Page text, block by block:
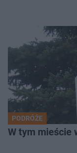
PODRÓŻE
W tym mieście